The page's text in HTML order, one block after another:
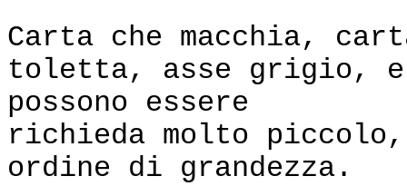
Carta che macchia,
toletta, asse grigio,
possono essere
richieda molto
ordine di grandezza.